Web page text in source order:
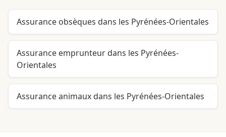
Assurance obsèques dans les Pyrénées-Orientales
Assurance emprunteur dans les Pyrénées-
Orientales
Assurance animaux dans les Pyrénées-Orientales